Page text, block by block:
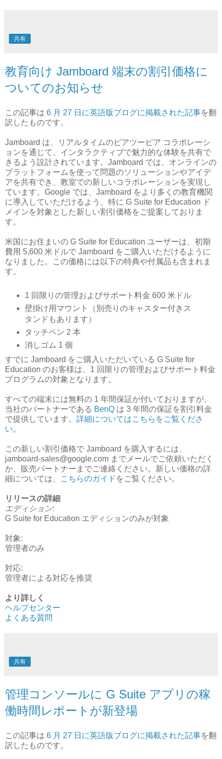
共有
教育向け Jamboard 端末の割引価格に
ついてのお知らせ
この記事は 6 月 27 日に英語版ブログに掲載された記事を翻
訳したものです。
Jamboard は、リアルタイムのピアツーピア コラボレーシ
ョンを通じて、インタラクティブで魅力的な体験を共有で
きるよう設計されています。Jamboard では、オンラインの
プラットフォームを使って問題のソリューションやアイデ
アを共有でき、教室での新しいコラボレーションを実現し
ています。Google では、Jamboard をより多くの教育機関
に導入していただけるよう、特に G Suite for Education ド
メインを対象とした新しい割引価格をご提案しておりま
す。
米国にお住まいの G Suite for Education ユーザーは、初期
費用 5,600 米ドルで Jamboard をご購入いただけるように
なりました。この価格には以下の特典や付属品も含まれま
す。
1 回限りの管理およびサポート料金 600 米ドル
壁掛け用マウント（別売りのキャスター付きス
タンドもあります）
タッチペン 2 本
消しゴム 1 個
すでに Jamboard をご購入いただいている G Suite for
Education のお客様は、1 回限りの管理およびサポート料金
プログラムの対象となります。
すべての端末には無料の 1 年間保証が付いておりますが、
当社のパートナーである BenQ は 3 年間の保証を割引料金
で提供しています。 詳細についてはこちらをご覧くださ
い。
この新しい割引価格で Jamboard を購入するには、
jamboard-sales@google.com までメールでご依頼いただく
か、販売パートナーまでご連絡ください。新しい価格の詳
細については、
こちらのガイド をご覧ください。
リリースの詳細
エディション:
G Suite for Education エディションのみが対象
対象:
管理者のみ
対応:
管理者による対応を推奨
より詳しく
ヘルプセンター
よくある質問
共有
管理コンソールに G Suite アプリの稼
働時間レポートが新登場
この記事は 6 月 27 日に英語版ブログに掲載された記事を翻
訳したものです。